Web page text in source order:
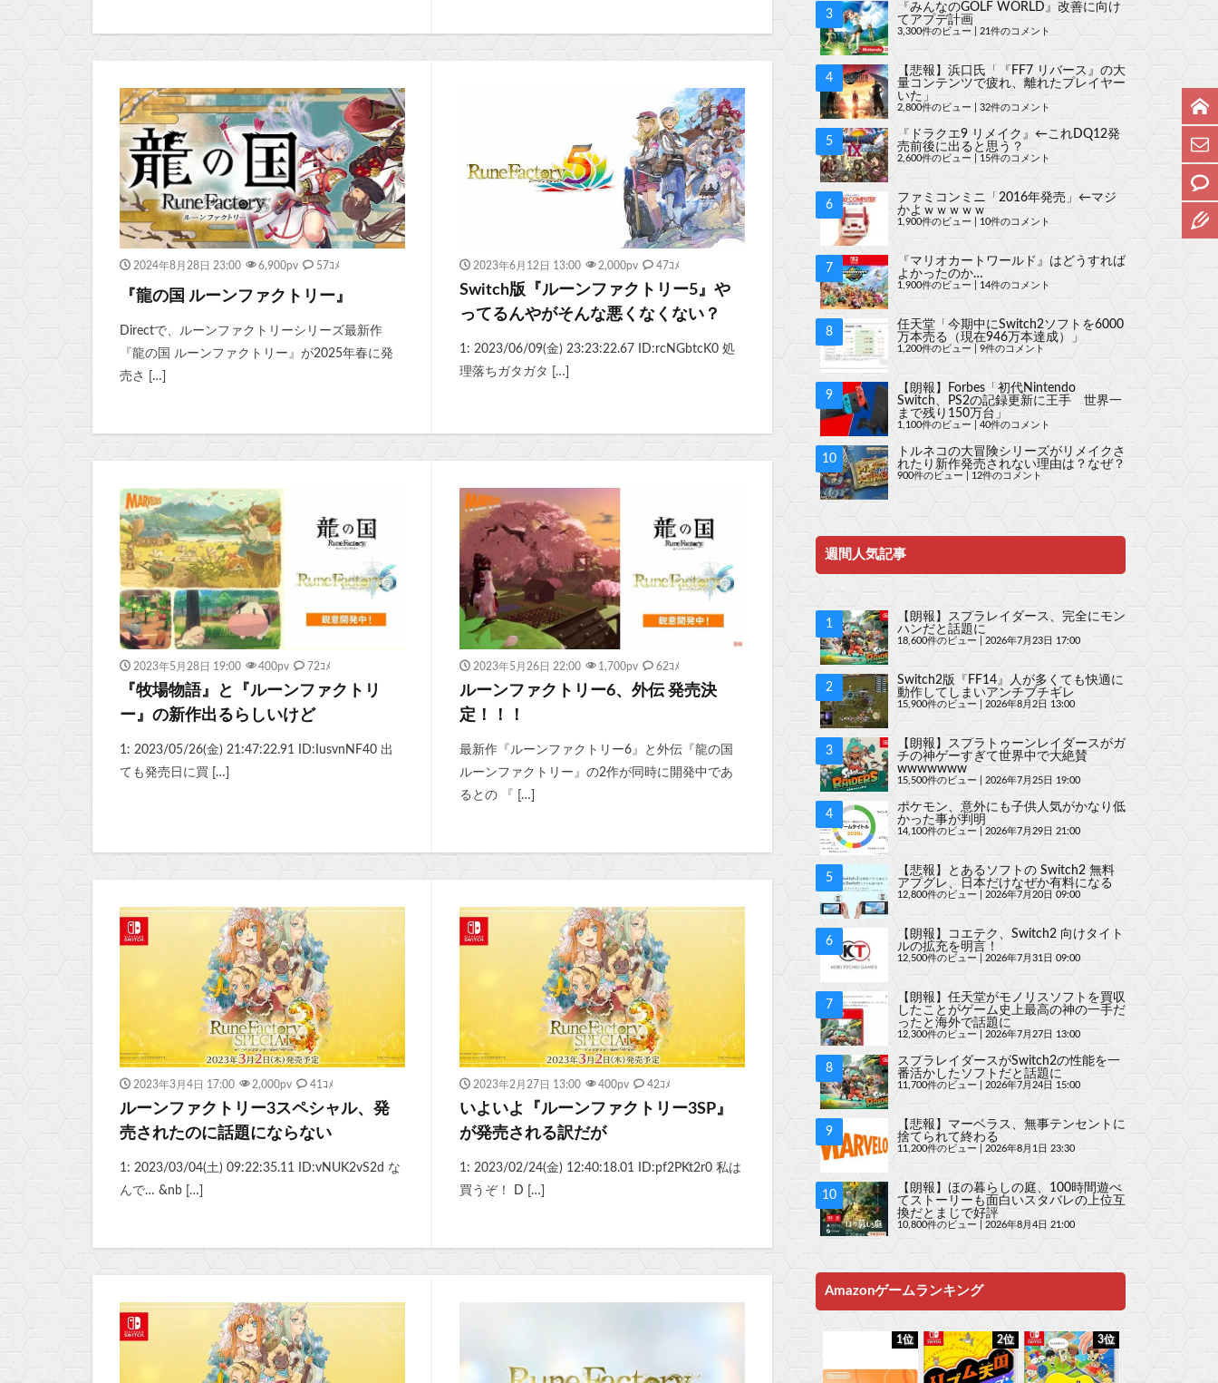
2024年8月28日 23:00 6,900pv 57ｺﾒ
『龍の国 ルーンファクトリー』
Directで、ルーンファクトリーシリーズ最新作
『龍の国 ルーンファクトリー』が2025年春に発
売さ […]
2023年6月12日 13:00 2,000pv 47ｺﾒ
Switch版『ルーンファクトリー5』や
ってるんやがそんな悪くなくない？
1: 2023/06/09(金) 23:23:22.67 ID:rcNGbtcK0 処
理落ちガタガタ […]
2023年5月28日 19:00 400pv 72ｺﾒ
『牧場物語』と『ルーンファクトリ
ー』の新作出るらしいけど
1: 2023/05/26(金) 21:47:22.91 ID:IusvnNF40 出
ても発売日に買 […]
2023年5月26日 22:00 1,700pv 62ｺﾒ
ルーンファクトリー6、外伝 発売決
定！！！
最新作『ルーンファクトリー6』と外伝『龍の国
ルーンファクトリー』の2作が同時に開発中であ
るとの 『 […]
2023年3月4日 17:00 2,000pv 41ｺﾒ
ルーンファクトリー3スペシャル、発
売されたのに話題にならない
1: 2023/03/04(土) 09:22:35.11 ID:vNUK2vS2d な
んで… &nb […]
2023年2月27日 13:00 400pv 42ｺﾒ
いよいよ『ルーンファクトリー3SP』
が発売される訳だが
1: 2023/02/24(金) 12:40:18.01 ID:pf2PKt2r0 私は
買うぞ！ D […]
『みんなのGOLF WORLD』改善に向け
てアプデ計画
3,300件のビュー 21件のコメント
【悲報】浜口氏「『FF7 リバース』の大
量コンテンツで疲れ、離れたプレイヤー
いた」
2,800件のビュー 32件のコメント
『ドラクエ9 リメイク』←これDQ12発
売前後に出ると思う？
2,600件のビュー 15件のコメント
ファミコンミニ「2016年発売」←マジ
かよｗｗｗｗｗ
1,900件のビュー 10件のコメント
『マリオカートワールド』はどうすれば
よかったのか…
1,900件のビュー| 14件のコメント
任天堂「今期中にSwitch2ソフトを6000
万本売る（現在946万本達成）」
1,200件のビュー 9件のコメント
【朗報】Forbes「初代Nintendo
Switch、PS2の記録更新に王手 世界一
まで残り150万台」
1,100件のビュー 40件のコメント
トルネコの大冒険シリーズがリメイクさ
れたり新作発売されない理由は？なぜ？
900件のビュー 12件のコメント
週間人気記事
【朗報】スプラレイダース、完全にモン
ハンだと話題に
18,600件のビュー 2026年7月23日 17:00
Switch2版『FF14』人が多くても快適に
動作してしまいアンチブチギレ
15,900件のビュー 2026年8月2日 13:00
【朗報】スプラトゥーンレイダースがガ
チの神ゲーすぎて世界中で大絶賛
wwwwwww
15,500件のビュー 2026年7月25日 19:00
ポケモン、意外にも子供人気がかなり低
かった事が判明
14,100件のビュー 2026年7月29日 21:00
【悲報】とあるソフトの Switch2 無料
アプグレ、日本だけなぜか有料になる
12,800件のビュー 2026年7月20日 09:00
【朗報】コエテク、Switch2 向けタイト
ルの拡充を明言！
12,500件のビュー 2026年7月31日 09:00
【朗報】任天堂がモノリスソフトを買収
したことがゲーム史上最高の神の一手だ
ったと海外で話題に
12,300件のビュー 2026年7月27日 13:00
スプラレイダースがSwitch2の性能を一
番活かしたソフトだと話題に
11,700件のビュー 2026年7月24日 15:00
【悲報】マーベラス、無事テンセントに
捨てられて終わる
11,200件のビュー 2026年8月1日 23:30
【朗報】ほの暮らしの庭、100時間遊べ
てストーリーも面白いスタバレの上位互
換だとまじで好評
10,800件のビュー 2026年8月4日 21:00
Amazonゲームランキング
1位 2位 3位